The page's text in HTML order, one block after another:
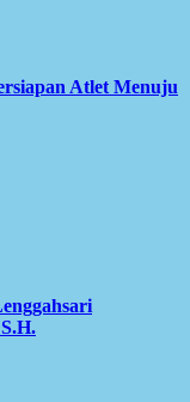
Atlet Menuju